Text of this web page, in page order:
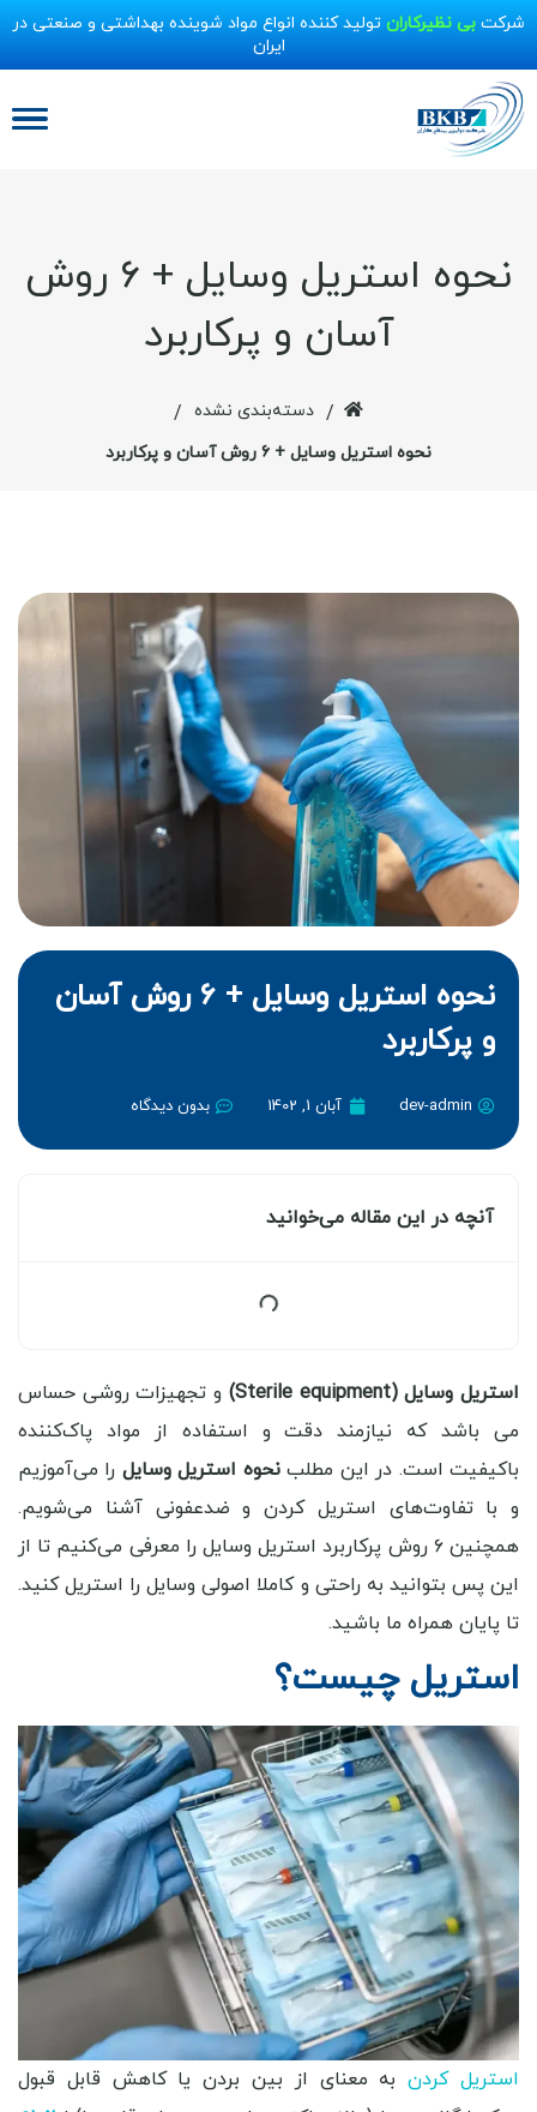
شرکت بی نظیرکاران تولید کننده انواع مواد شوینده بهداشتی و صنعتی در
ایران
نحوه استریل وسایل + ۶ روش
آسان و پرکاربرد
/ دسته‌بندی نشده /
نحوه استریل وسایل + ۶ روش آسان و پرکاربرد
نحوه استریل وسایل + ۶ روش آسان
و پرکاربرد
dev-admin آبان 1, 1402 بدون دیدگاه
آنچه در این مقاله می‌خوانید
استریل وسایل (Sterile equipment)
و تجهیزات روشی حساس
می باشد که نیازمند دقت و استفاده از مواد پاک‌کننده
باکیفیت است. در این مطلبنحوه استریل وسایل را می‌آموزیم
و با تفاوت‌های استریل کردن و ضدعفونی آشنا می‌شویم.
همچنین ۶ روش پرکاربرد استریل وسایل را معرفی می‌کنیم تا از
این پس بتوانید به راحتی و کاملا اصولی وسایل را استریل کنید.
تا پایان همراه ما باشید.
استریل چیست؟
استریل کردنبه معنای از بین بردن یا کاهش قابل قبول